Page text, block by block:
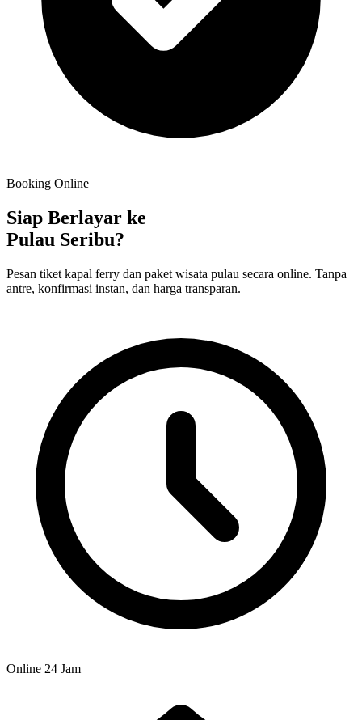
Booking Online
Siap Berlayar ke
Pulau Seribu?
Pesan tiket kapal ferry dan paket wisata pulau secara online. Tanpa
antre, konfirmasi instan, dan harga transparan.
Online 24 Jam